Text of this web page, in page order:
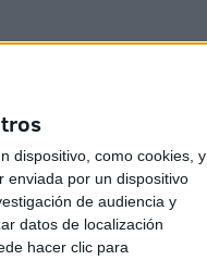
dispositivo, como cookies, y
enviada por un dispositivo
de audiencia y
datos de localización
hacer clic para